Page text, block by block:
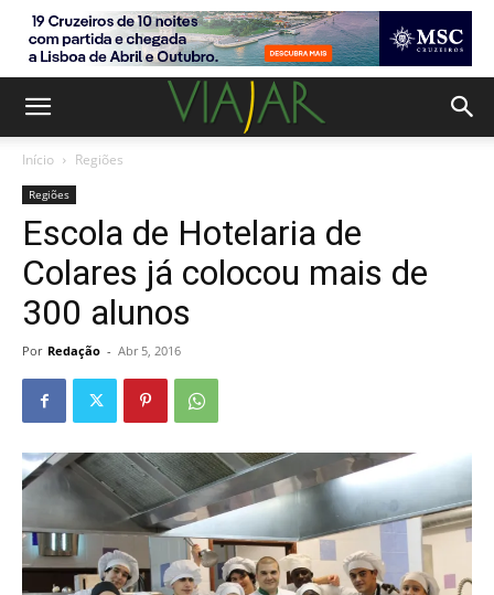
Início Regiões
Regiões
Escola de Hotelaria de
Colares já colocou mais de
300 alunos
Por Redação - Abr 5, 2016